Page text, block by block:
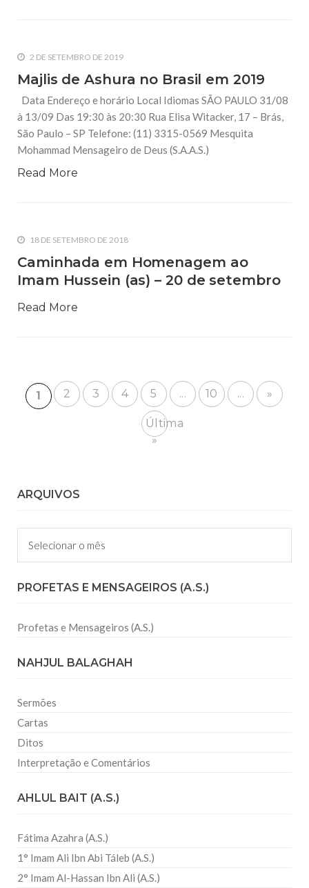
2 DE SETEMBRO DE 2019
Majlis de Ashura no Brasil em 2019
Data Endereço e horário Local Idiomas SÃO PAULO 31/08
à 13/09 Das 19:30 às 20:30 Rua Elisa Witacker, 17 – Brás,
São Paulo – SP Telefone: (11) 3315-0569 Mesquita
Mohammad Mensageiro de Deus (S.A.A.S.)
Read More
18 DE SETEMBRO DE 2018
Caminhada em Homenagem ao
Imam Hussein (as) – 20 de setembro
Read More
1 2 3 4 5 ... 10 ... »
Última
»
ARQUIVOS
Arquivos
PROFETAS E MENSAGEIROS (A.S.)
Profetas e Mensageiros (A.S.)
NAHJUL BALAGHAH
Sermões
Cartas
Ditos
Interpretação e Comentários
AHLUL BAIT (A.S.)
Fátima Azahra (A.S.)
1° Imam Ali Ibn Abi Táleb (A.S.)
2° Imam Al-Hassan Ibn Ali (A.S.)